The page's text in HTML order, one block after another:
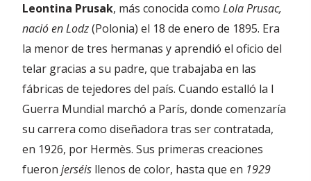
Leontina Prusak, más conocida como Lola Prusac,
nació en Lodz(Polonia) el 18 de enero de 1895. Era
la menor de tres hermanas y aprendió el oficio del
telar gracias a su padre, que trabajaba en las
fábricas de tejedores del país. Cuando estalló la I
Guerra Mundial marchó a París, donde comenzaría
su carrera como diseñadora tras ser contratada,
en 1926, por Hermès. Sus primeras creaciones
fueron jerséis llenos de color, hasta que en 1929